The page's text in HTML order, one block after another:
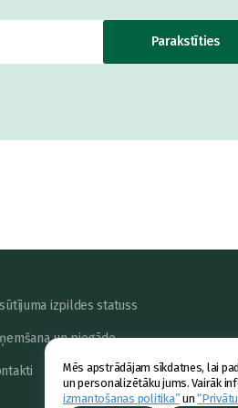
Mēs apstrādājam sīkdatnes, lai
un personalizētāku jums. Vairāk
izmantošanas politika” un
Parakstīties
izpildes statuss
un piegāde